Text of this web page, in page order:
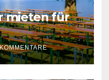
mieten für